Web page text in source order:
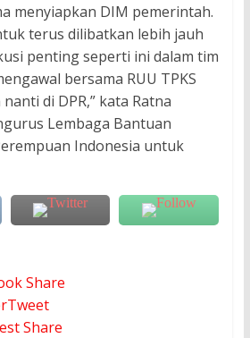
menyiapkan DIM pemerintah.
terus dilibatkan lebih jauh
penting seperti ini dalam tim
bersama RUU TPKS
di DPR,” kata Ratna
Lembaga Bantuan
Indonesia untuk
Share
Tweet
Share